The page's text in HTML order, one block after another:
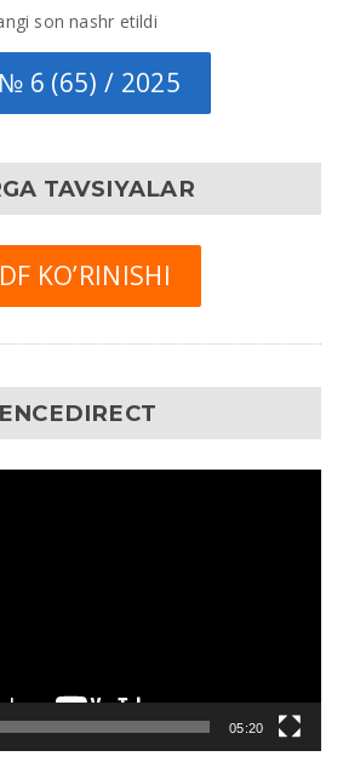
son nashr etildi
№ 6 (65) / 2025
TAVSIYALAR
KO’RINISHI
05:20